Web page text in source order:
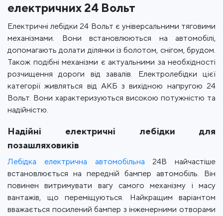
електричних 24 Вольт
Електричні лебідки 24 Вольт є універсальними тяговими
механізмами. Вони встановлюються на автомобілі,
допомагають долати ділянки із болотом, снігом, брудом.
Також подібні механізми є актуальними за необхідності
розчищення дороги від завалів. Електролебідки цієї
категорії живляться від АКБ з вихідною напругою 24
Вольт. Вони характеризуються високою потужністю та
надійністю.
Надійні електричні лебідки для
позашляховиків
Лебідка електрична автомобільна 24В найчастіше
встановлюється на передній бампер автомобіль. Він
повинен витримувати вагу самого механізму і масу
вантажів, що переміщуються. Найкращим варіантом
вважається посилений бампер з інженерними отворами